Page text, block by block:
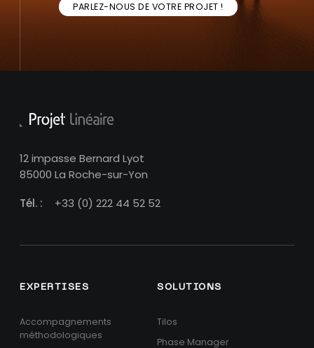
PARLEZ-NOUS DE VOTRE PROJET !
12 impasse Bernard Lyot
85000 La Roche-sur-Yon
Tél. :
+33 (0) 222 44 52 52
EXPERTISES
Accompagnements
méthodologiques
SOLUTIONS
Tilos
Phase Manager